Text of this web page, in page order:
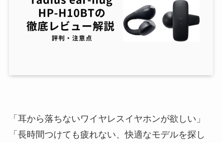
「耳から落ちないワイヤレスイヤホンが欲しい」
「長時間つけても疲れない、快適なモデルを探し